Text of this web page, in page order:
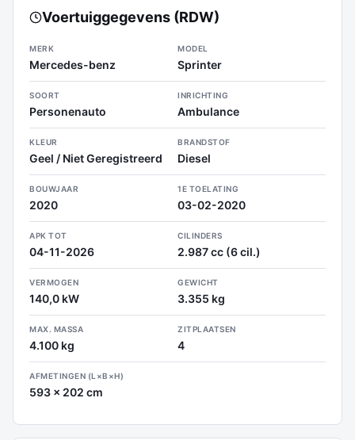
Voertuiggegevens (RDW)
MERK
Mercedes-benz
MODEL
Sprinter
SOORT
Personenauto
INRICHTING
Ambulance
KLEUR
Geel / Niet Geregistreerd
BRANDSTOF
Diesel
BOUWJAAR
2020
1E TOELATING
03-02-2020
APK TOT
04-11-2026
CILINDERS
2.987 cc (6 cil.)
VERMOGEN
140,0 kW
GEWICHT
3.355 kg
MAX. MASSA
4.100 kg
ZITPLAATSEN
4
AFMETINGEN (L×B×H)
593 x 202 cm